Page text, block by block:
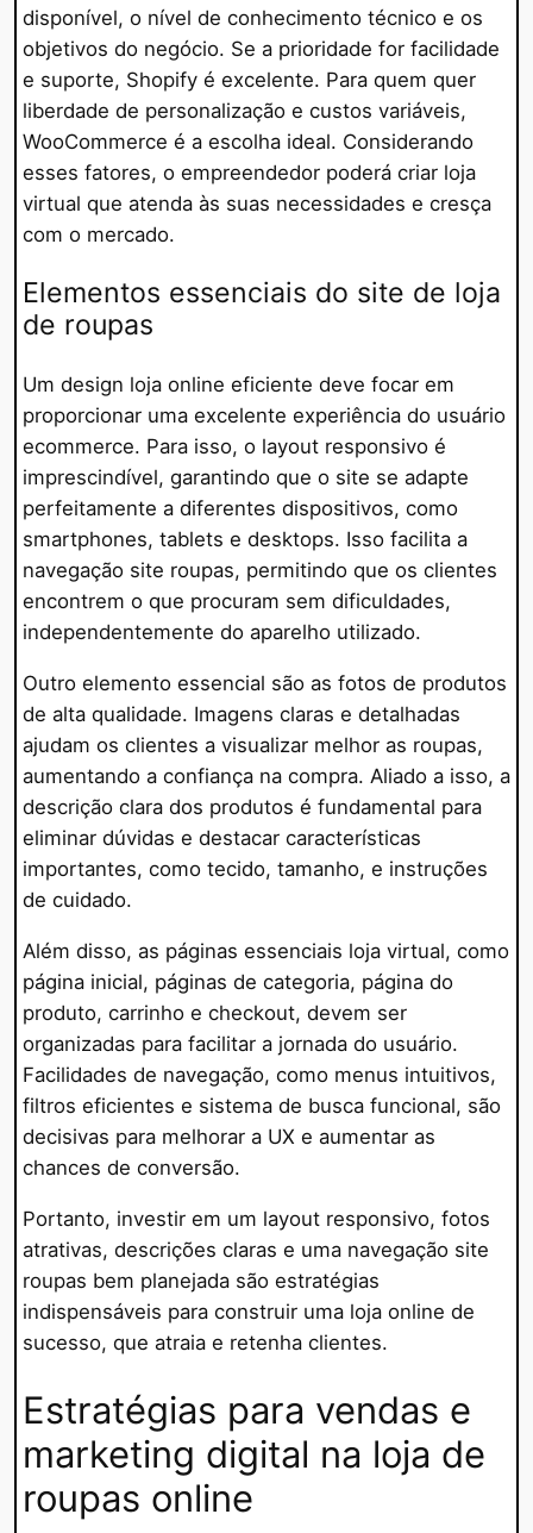
disponível, o nível de conhecimento técnico e os
objetivos do negócio. Se a prioridade for facilidade
e suporte, Shopify é excelente. Para quem quer
liberdade de personalização e custos variáveis,
WooCommerce é a escolha ideal. Considerando
esses fatores, o empreendedor poderá criar loja
virtual que atenda às suas necessidades e cresça
com o mercado.
Elementos essenciais do site de loja
de roupas
Um design loja online eficiente deve focar em
proporcionar uma excelente experiência do usuário
ecommerce. Para isso, o layout responsivo é
imprescindível, garantindo que o site se adapte
perfeitamente a diferentes dispositivos, como
smartphones, tablets e desktops. Isso facilita a
navegação site roupas, permitindo que os clientes
encontrem o que procuram sem dificuldades,
independentemente do aparelho utilizado.
Outro elemento essencial são as fotos de produtos
de alta qualidade. Imagens claras e detalhadas
ajudam os clientes a visualizar melhor as roupas,
aumentando a confiança na compra. Aliado a isso, a
descrição clara dos produtos é fundamental para
eliminar dúvidas e destacar características
importantes, como tecido, tamanho, e instruções
de cuidado.
Além disso, as páginas essenciais loja virtual, como
página inicial, páginas de categoria, página do
produto, carrinho e checkout, devem ser
organizadas para facilitar a jornada do usuário.
Facilidades de navegação, como menus intuitivos,
filtros eficientes e sistema de busca funcional, são
decisivas para melhorar a UX e aumentar as
chances de conversão.
Portanto, investir em um layout responsivo, fotos
atrativas, descrições claras e uma navegação site
roupas bem planejada são estratégias
indispensáveis para construir uma loja online de
sucesso, que atraia e retenha clientes.
Estratégias para vendas e
marketing digital na loja de
roupas online